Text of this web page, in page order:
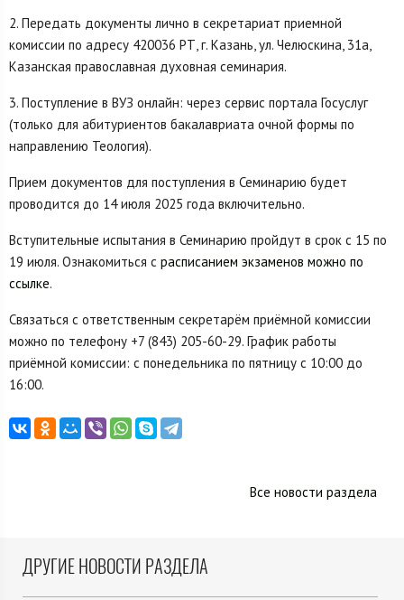
2. Передать документы лично в секретариат приемной
комиссии по адресу 420036 РТ, г. Казань, ул. Челюскина, 31а,
Казанская православная духовная семинария.
3. Поступление в ВУЗ онлайн: через сервис портала Госуслуг
(только для абитуриентов бакалавриата очной формы по
направлению Теология).
Прием документов для поступления в Семинарию будет
проводится до 14 июля 2025 года включительно.
Вступительные испытания в Семинарию пройдут в срок с 15 по
19 июля. Ознакомиться с расписанием экзаменов можно по
ссылке.
Связаться с ответственным секретарём приёмной комиссии
можно по телефону +7 (843) 205-60-29. График работы
приёмной комиссии: с понедельника по пятницу с 10:00 до
16:00.
Все новости раздела
ДРУГИЕ НОВОСТИ РАЗДЕЛА